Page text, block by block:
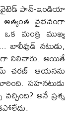
పాన్-ఇండియా
వైభవంగా
మంత్రి ముఖ్య
నటుడు,
నిలిచారు. అయితే
చరణ్ ఆయనను
సహనటుడు
అనే ప్ర‌శ్న